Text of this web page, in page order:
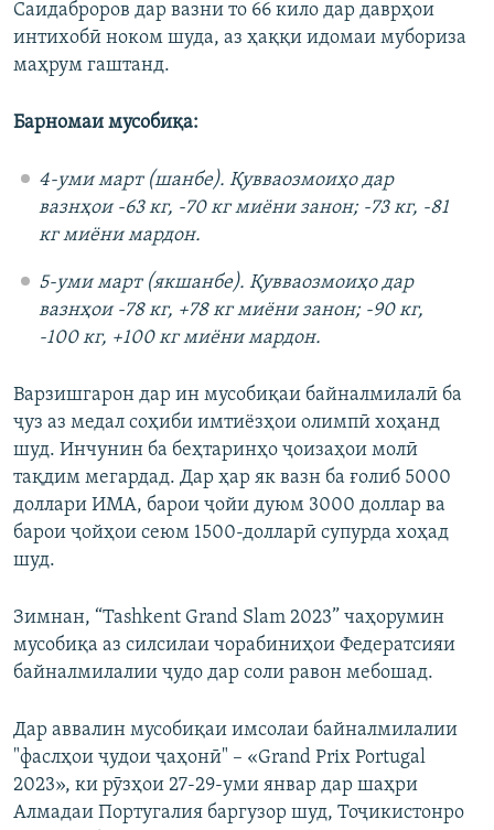
Саидаброров дар вазни то 66 кило дар даврҳои
интихобӣ ноком шуда, аз ҳаққи идомаи мубориза
маҳрум гаштанд.
Барномаи мусобиқа:
4-уми март (шанбе). Қувваозмоиҳо дар
вазнҳои -63 кг, -70 кг миёни занон; -73 кг, -81
кг миёни мардон.
5-уми март (якшанбе). Қувваозмоиҳо дар
вазнҳои -78 кг, +78 кг миёни занон; -90 кг,
-100 кг, +100 кг миёни мардон.
Варзишгарон дар ин мусобиқаи байналмилалӣ ба
ҷуз аз медал соҳиби имтиёзҳои олимпӣ хоҳанд
шуд. Инчунин ба беҳтаринҳо ҷоизаҳои молӣ
тақдим мегардад. Дар ҳар як вазн ба ғолиб 5000
доллари ИМА, барои ҷойи дуюм 3000 доллар ва
барои ҷойҳои сеюм 1500-долларӣ супурда хоҳад
шуд.
Зимнан, “Tashkent Grand Slam 2023” чаҳорумин
мусобиқа аз силсилаи чорабиниҳои Федератсияи
байналмилалии ҷудо дар соли равон мебошад.
Дар аввалин мусобиқаи имсолаи байналмилалии
"фаслҳои ҷудои ҷаҳонӣ" – «Grand Prix Portugal
2023», ки рӯзҳои 27-29-уми январ дар шаҳри
Алмадаи Португалия баргузор шуд, Тоҷикистонро